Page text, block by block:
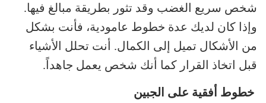
شخص سريع الغضب وقد تثور بطريقة مبالغ فيها.
وإذا كان لديك عدة خطوط عامودية، فأنت بشكل
من الأشكال تميل إلى الكمال. أنت تحلل الأشياء
قبل اتخاذ القرار كما أنك شخص يعمل جاهداً.
خطوط أفقية على الجبين